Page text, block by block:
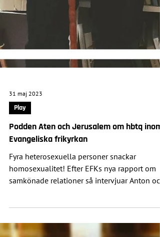
31 maj 2023
Evangeliska frikyrkan